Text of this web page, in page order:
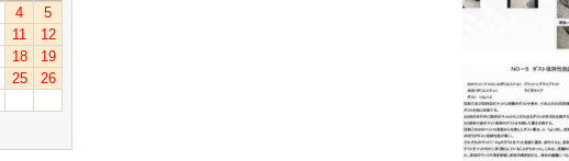
4
5
11
12
18
19
25
26